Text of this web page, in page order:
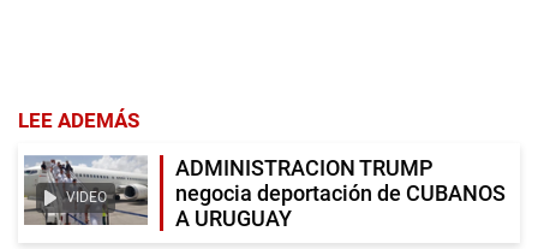
LEE ADEMÁS
VIDEO
ADMINISTRACION TRUMP
negocia deportación de CUBANOS
A URUGUAY